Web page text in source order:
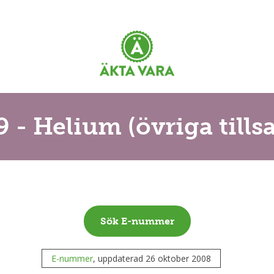
- Helium (övriga
Sök E-nummer
E-nummer, uppdaterad 26 oktober 2008